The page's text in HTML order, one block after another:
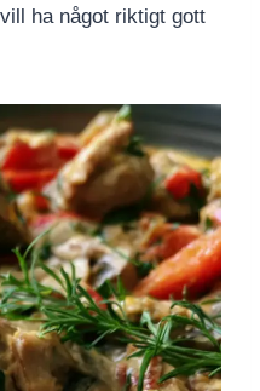
ha något riktigt gott